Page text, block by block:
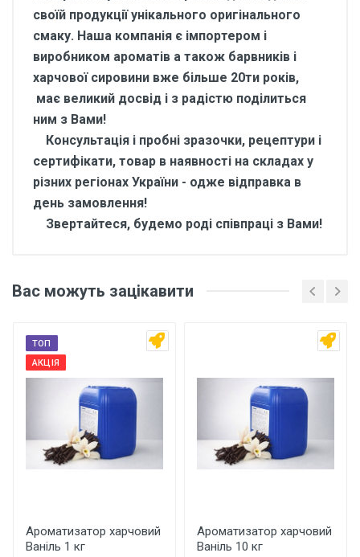
своїй продукції унікального оригінального
смаку. Наша компанія є імпортером і
виробником ароматів а також барвників і
харчової сировини вже більше 20ти років,
має великий досвід і з радістю поділиться
ним з Вами!
Консультація і пробні зразочки, рецептури і
сертифікати, товар в наявності на складах у
різних регіонах України - одже відправка в
день замовлення!
Звертайтеся, будемо роді співпраці з Вами!
Основні характеристики
Бренд
Країна виробник
Україна
Барбарис 1 кг
Відгуки про товар поки що відсутні.
Написати відгук
Рейтинг
Вас можуть зацікавити
ТОП
АКЦІЯ
Ароматизатор харчовий
Ваніль 1 кг
Ароматизатор харчовий
Ваніль 10 кг